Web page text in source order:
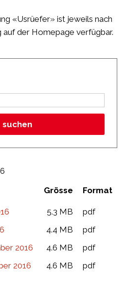
«Usrüefer» ist jeweils nach
der Homepage verfügbar.
suchen
Grösse Format
5.3 MB
pdf
4.4 MB
pdf
2016
4.6 MB
pdf
2016
4.6 MB pdf